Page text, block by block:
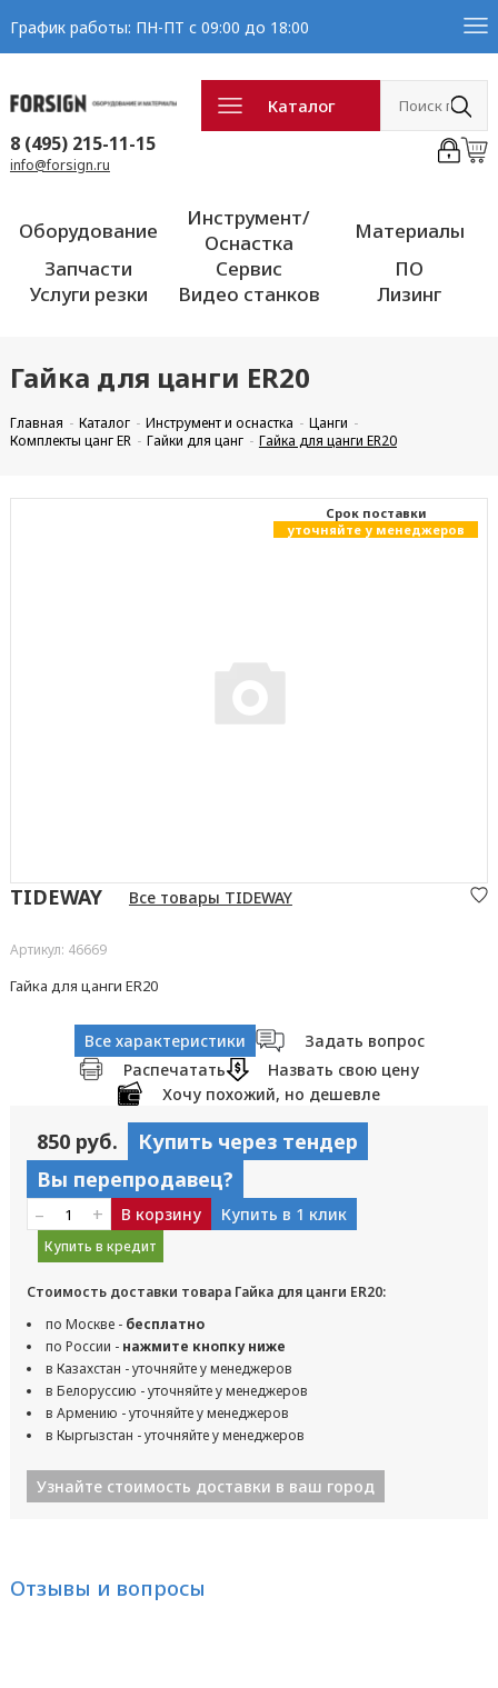
График работы: ПН-ПТ с 09:00 до 18:00
Каталог
8 (495) 215-11-15
info@forsign.ru
Оборудование
Инструмент/
Оснастка
Материалы
Запчасти
Сервис
ПО
Услуги резки
Видео станков Лизинг
Гайка для цанги ER20
Главная Каталог Инструмент и оснастка
Цанги
Комплекты цанг ER
Гайки для цанг Гайка для цанги ER20
Cрок поставки
уточняйте у менеджеров
TIDEWAY Все товары TIDEWAY
Артикул: 46669
Гайка для цанги ER20
Все характеристики
Задать вопрос
Распечатать
Назвать свою цену
Хочу похожий, но дешевле
850 руб.
Купить через тендер
Вы перепродавец?
– + В корзину Купить в 1 клик
Купить в кредит
Стоимость доставки товара Гайка для цанги ER20:
по Москве - бесплатно
по России - нажмите кнопку ниже
в Казахстан - уточняйте у менеджеров
в Белоруссию - уточняйте у менеджеров
в Армению - уточняйте у менеджеров
в Кыргызстан - уточняйте у менеджеров
Узнайте стоимость доставки в ваш город
Отзывы и вопросы